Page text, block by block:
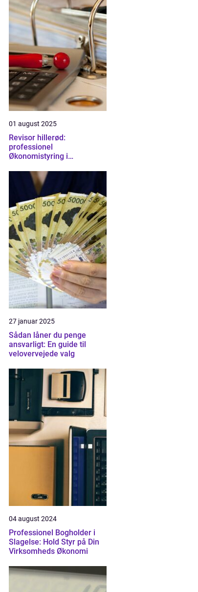
01 august 2025
Revisor hillerød:
professionel
Økonomistyring i
27 januar 2025
Sådan låner du penge
ansvarligt: En guide til
velovervejede valg
04 august 2024
Professionel Bogholder i
Slagelse: Hold Styr på Din
Virksomheds Økonomi